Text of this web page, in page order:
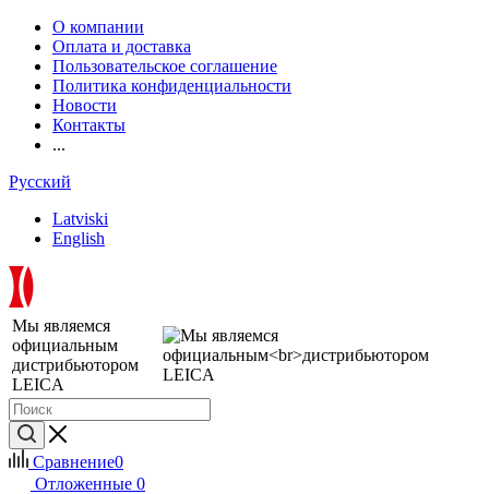
О компании
Оплата и доставка
Пользовательское соглашение
Политика конфиденциальности
Новости
Контакты
...
Русский
Latviski
English
Мы являемся
официальным
дистрибьютором
LEICA
Сравнение0
Отложенные 0